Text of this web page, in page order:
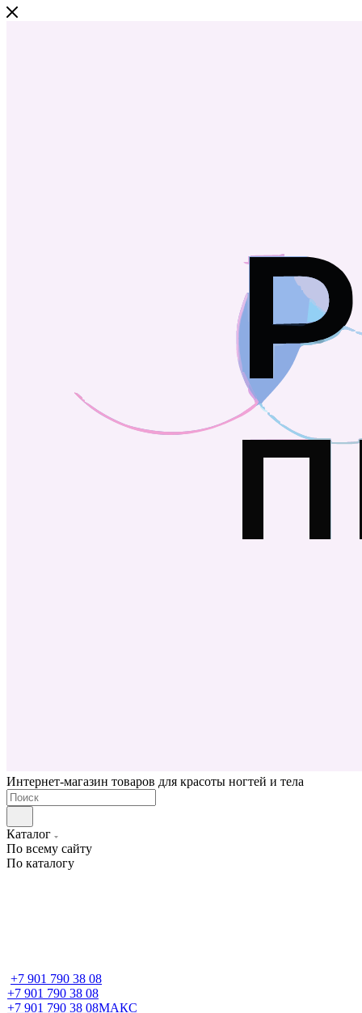
Интернет-магазин товаров для красоты ногтей и тела
Каталог
По всему сайту
По каталогу
+7 901 790 38 08
+7 901 790 38 08
+7 901 790 38 08МАКС